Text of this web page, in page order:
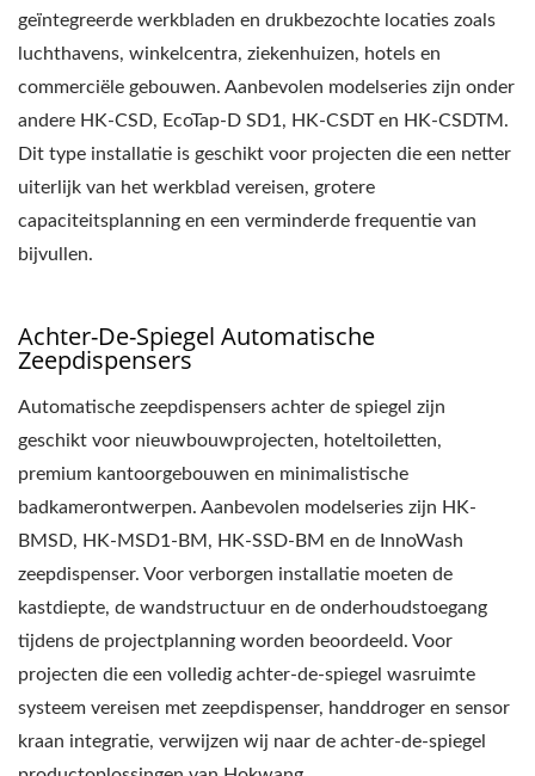
geïntegreerde werkbladen en drukbezochte locaties zoals
luchthavens, winkelcentra, ziekenhuizen, hotels en
commerciële gebouwen. Aanbevolen modelseries zijn onder
andere HK-CSD, EcoTap-D SD1, HK-CSDT en HK-CSDTM.
Dit type installatie is geschikt voor projecten die een netter
uiterlijk van het werkblad vereisen, grotere
capaciteitsplanning en een verminderde frequentie van
bijvullen.
Achter-De-Spiegel Automatische
Zeepdispensers
Automatische zeepdispensers achter de spiegel zijn
geschikt voor nieuwbouwprojecten, hoteltoiletten,
premium kantoorgebouwen en minimalistische
badkamerontwerpen. Aanbevolen modelseries zijn HK-
BMSD, HK-MSD1-BM, HK-SSD-BM en de InnoWash
zeepdispenser. Voor verborgen installatie moeten de
kastdiepte, de wandstructuur en de onderhoudstoegang
tijdens de projectplanning worden beoordeeld. Voor
projecten die een volledig achter-de-spiegel wasruimte
systeem vereisen met zeepdispenser, handdroger en sensor
kraan integratie, verwijzen wij naar de achter-de-spiegel